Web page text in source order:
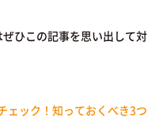
ひこの記事を思い出して対
ェック！知っておくべき3つ